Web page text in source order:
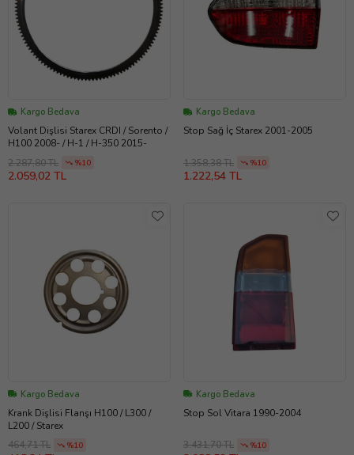
Kargo Bedava
Volant Dişlisi Starex CRDI / Sorento /
H100 2008- / H-1 / H-350 2015-
2.287,80 TL
%10
2.059,02 TL
Kargo Bedava
Stop Sağ İç Starex 2001-2005
1.358,38 TL %10
1.222,54 TL
Kargo Bedava
Krank Dişlisi Flanşı H100 / L300 /
L200 / Starex
464,71 TL
%10
Kargo Bedava
Stop Sol Vitara 1990-2004
3.431,70 TL %10